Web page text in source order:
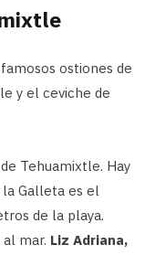
ostiones de
y el ceviche de
Tehuamixtle. Hay
Galleta es el
de la playa.
mar. Liz Adriana,